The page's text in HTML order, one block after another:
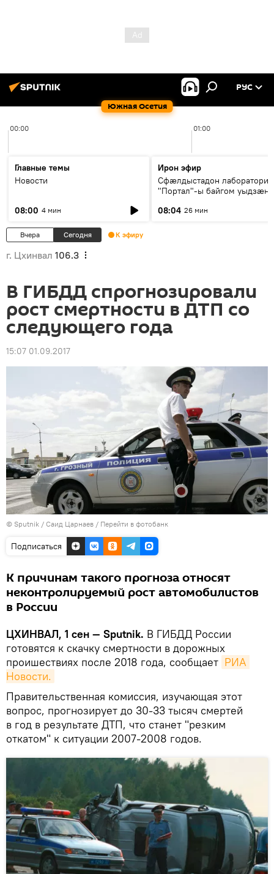
Южная Осетия
РУС
00:00 01:00
Главные темы
Новости
08:00 4 мин
Ирон эфир
Сфæлдыстадон лаборатори
"Портал"-ы байгом уыдзæн
Æхсары куыстыты равдыст
08:04 26 мин
Вчера Сегодня К эфиру
г. Цхинвал 106.3
В ГИБДД спрогнозировали
рост смертности в ДТП со
следующего года
15:07 01.09.2017
© Sputnik / Саид Царнаев / Перейти в фотобанк
Подписаться
К причинам такого прогноза относят
неконтролируемый рост автомобилистов
в России
ЦХИНВАЛ, 1 сен — Sputnik. В ГИБДД России
готовятся к скачку смертности в дорожных
проишествиях после 2018 года, сообщает РИА
Новости.
Правительственная комиссия, изучающая этот
вопрос, прогнозирует до 30-33 тысяч смертей
в год в результате ДТП, что станет "резким
откатом" к ситуации 2007-2008 годов.